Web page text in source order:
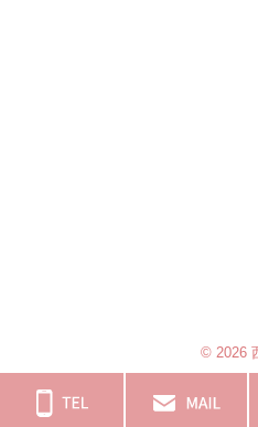
© 2026